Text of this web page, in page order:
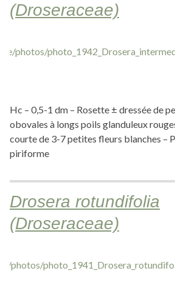
(Droseraceae)
Hc – 0,5-1 dm – Rosette ± dressée de
obovales à longs poils glanduleux
courte de 3-7 petites fleurs blanches –
piriforme
Drosera rotundifolia
(Droseraceae)